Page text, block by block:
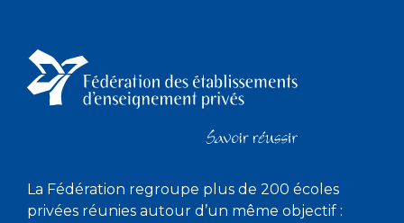
La Fédération regroupe plus de 200 écoles
privées réunies autour d’un même objectif :